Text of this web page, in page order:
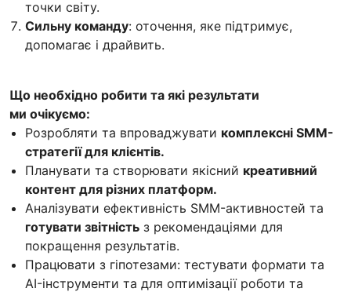
точки світу.
Сильну команду: оточення, яке підтримує,
допомагає і драйвить.
Що необхідно робити та які результати
ми очікуємо:
Розробляти та впроваджувати комплексні SMM-
стратегії для клієнтів.
Планувати та створювати якісний креативний
контент для різних платформ.
Аналізувати ефективність SMM-активностей та
готувати звітність з рекомендаціями для
покращення результатів.
Працювати з гіпотезами: тестувати формати та
AI-інструменти та для оптимізації роботи та